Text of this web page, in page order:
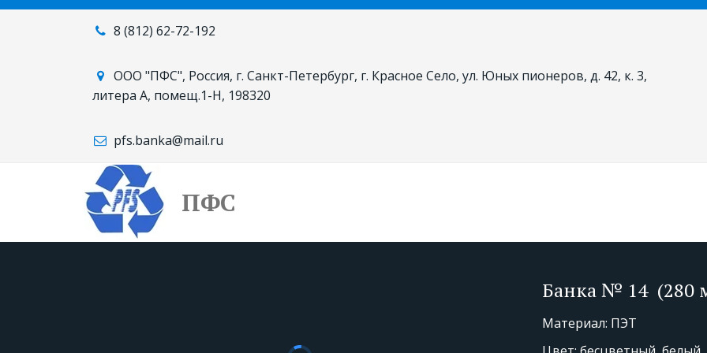
8 (812) 62-72-192
ООО "ПФС", Россия, г. Санкт-Петербург, г. Красное Село, ул. Юных пионеров, д. 42, к. 3,
литера А, помещ.1-Н, 198320
pfs.banka@mail.ru
ПФС
Банка № 14  (280
Материал: ПЭТ